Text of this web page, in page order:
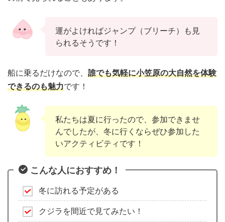
運がよければジャンプ（ブリーチ）も見
られるそうです！
船に乗るだけなので、 誰でも気軽に小笠原の大自然を体験
できるのも魅力です！
私たちは夏に行ったので、参加できませ
んでしたが、冬に行くならぜひ参加した
いアクティビティです！
こんな人におすすめ！
冬に訪れる予定がある
クジラを間近で見てみたい！